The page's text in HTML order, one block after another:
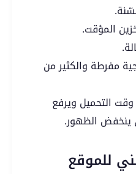
المؤقت.
مفرطة والكثير من
التحميل ويرفع
ينخفض الظهور.
للموقع